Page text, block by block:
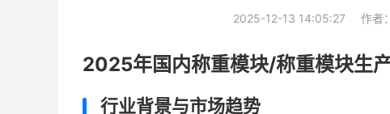
2025-12-13 14:05:27 作者
2025年国内称重模块/称重模块生
行业背景与市场趋势